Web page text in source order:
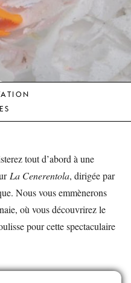
JEUNE
PUBLIC
SOUTENIR
tout d’abord à une
La Cenerentola, dirigée par
Nous vous emmènerons
où vous découvrirez le
pour cette spectaculaire